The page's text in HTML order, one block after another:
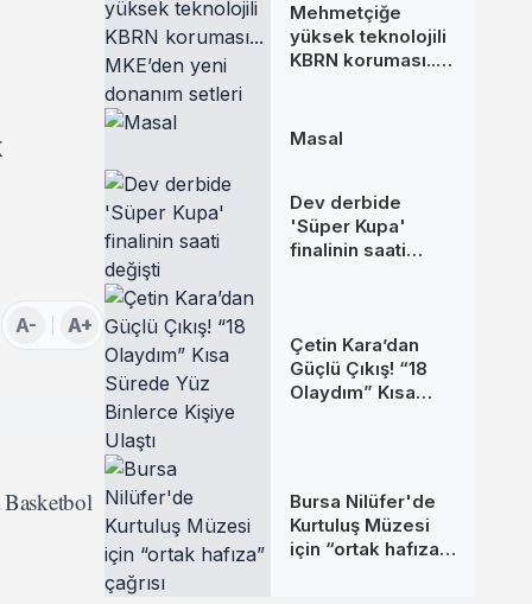
A- A+
Basketbol
Mehmetçiğe
yüksek teknolojili
KBRN koruması...
Masal
Dev derbide
'Süper Kupa'
finalinin saati
Çetin Kara’dan
Güçlü Çıkış! “18
Olaydım” Kısa
Bursa Nilüfer'de
Kurtuluş Müzesi
için “ortak hafıza”